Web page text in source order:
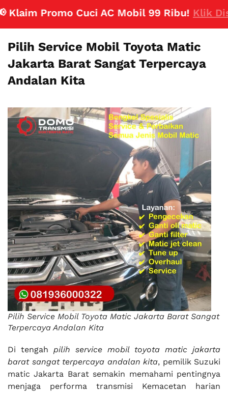
Promo Cuci AC Mobil 99 Ribu!Klik Disini
Pilih Service Mobil Toyota Matic
Jakarta Barat Sangat Terpercaya
Andalan Kita
Pilih Service Mobil Toyota Matic Jakarta Barat Sangat
Terpercaya Andalan Kita
Di tengah pilih service mobil toyota matic jakarta
barat sangat terpercaya andalan kita, pemilik Suzuki
matic Jakarta Barat semakin memahami pentingnya
menjaga performa transmisi Kemacetan harian